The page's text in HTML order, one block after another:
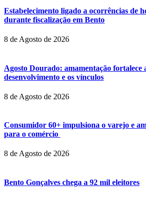
Estabelecimento ligado a ocorrências de
durante fiscalização em Bento
8 de Agosto de 2026
Agosto Dourado: amamentação fortalece
desenvolvimento e os vínculos
8 de Agosto de 2026
Consumidor 60+ impulsiona o varejo e
para o comércio
8 de Agosto de 2026
Bento Gonçalves chega a 92 mil eleitores